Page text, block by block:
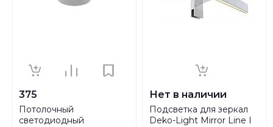
375
Потолочный
светодиодный
Нет в наличии
Подсветка для зеркал
Deko-Light Mirror Line I